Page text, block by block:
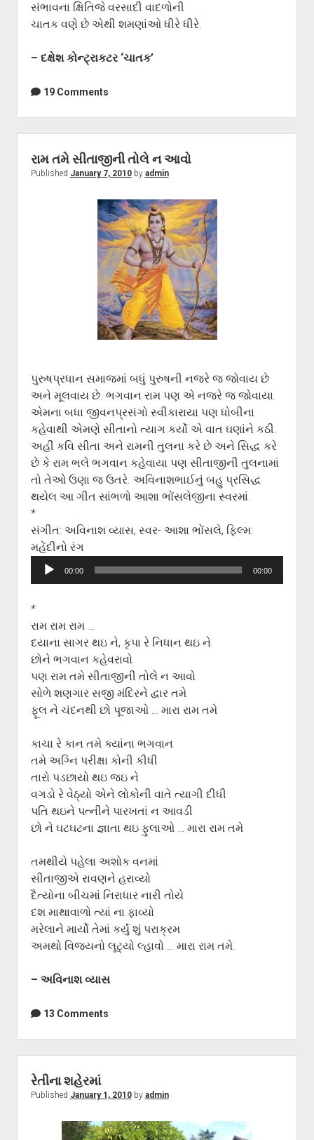
સંભાવના ક્ષિતિજે વરસાદી વાદળોની
ચાતક વણે છે એથી શમણાંઓ ધીરે ધીરે.
– દક્ષેશ કોન્ટ્રાકટર ‘ચાતક’
19 Comments
રામ તમે સીતાજીની તોલે ન આવો
Published January 7, 2010by admin
પુરુષપ્રધાન સમાજમાં બધું પુરુષની નજરે જ જોવાય છે
અને મૂલવાય છે. ભગવાન રામ પણ એ નજરે જ જોવાયા.
એમના બધા જીવનપ્રસંગો સ્વીકારાયા પણ ધોબીના
કહેવાથી એમણે સીતાનો ત્યાગ કર્યો એ વાત ઘણાંને કઠી.
અહીં કવિ સીતા અને રામની તુલના કરે છે અને સિદ્ધ કરે
છે કે રામ ભલે ભગવાન કહેવાયા પણ સીતાજીની તુલનામાં
તો તેઓ ઉણા જ ઉતરે. અવિનાશભાઈનું બહુ પ્રસિદ્ધ
થયેલ આ ગીત સાંભળો આશા ભોંસલેજીના સ્વરમાં.
*
સંગીત: અવિનાશ વ્યાસ, સ્વર- આશા ભોંસલે, ફિલ્મ:
મહેંદીનો રંગ
Audio
00:00 00:00
*
રામ રામ રામ …
દયાના સાગર થઇ ને, કૃપા રે નિધાન થઇ ને
છોને ભગવાન કહેવરાવો
પણ રામ તમે સીતાજીની તોલે ન આવો
સોળે શણગાર સજી મંદિરને દ્વાર તમે
ફૂલ ને ચંદનથી છો પૂજાઓ … મારા રામ તમે
કાચા રે કાન તમે ક્યાંના ભગવાન
તમે અગ્નિ પરીક્ષા કોની કીધી
તારો પડછાયો થઇ જઇ ને
વગડો રે વેઠ્યો એને લોકોની વાતે ત્યાગી દીધી
પતિ થઇને પત્નીને પારખતાં ન આવડી
છો ને ઘટઘટના જ્ઞાતા થઇ ફુલાઓ … મારા રામ તમે
તમથીયે પહેલા અશોક વનમાં
સીતાજીએ રાવણને હરાવ્યો
દૈત્યોના બીચમાં નિરાધાર નારી તોયે
દશ માથાવાળો ત્યાં ના ફાવ્યો
મરેલાને માર્યો તેમાં કર્યું શું પરાક્રમ
અમથો વિજયનો લૂટ્યો લ્હાવો … મારા રામ તમે.
– અવિનાશ વ્યાસ
13 Comments
રેતીના શહેરમાં
Published January 1, 2010by admin